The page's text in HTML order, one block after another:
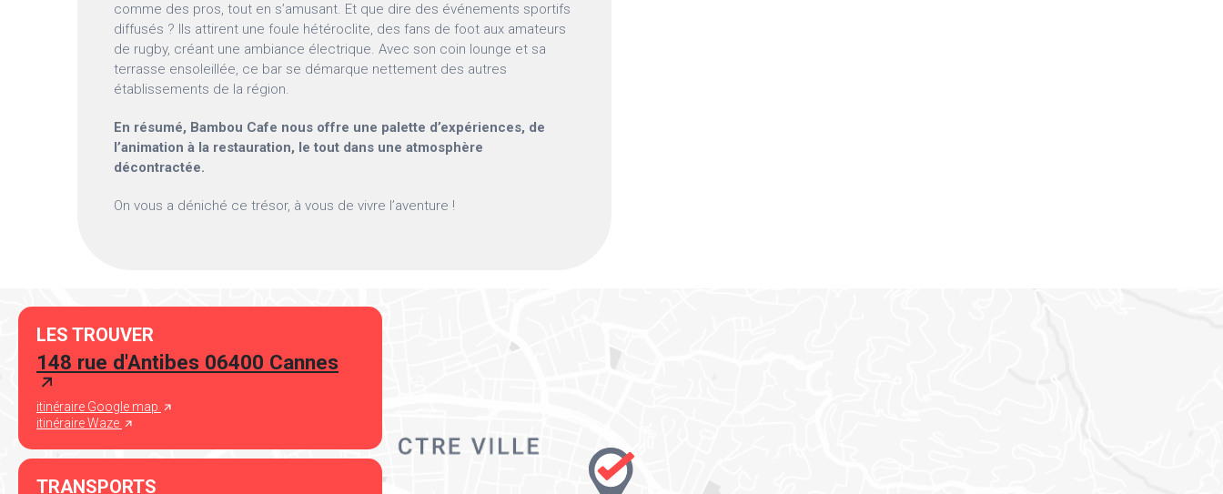
comme des pros, tout en s’amusant. Et que dire des événements sportifs
diffusés ? Ils attirent une foule hétéroclite, des fans de foot aux amateurs
de rugby, créant une ambiance électrique. Avec son coin lounge et sa
terrasse ensoleillée, ce bar se démarque nettement des autres
établissements de la région.
En résumé, Bambou Cafe nous offre une palette d’expériences, de
l’animation à la restauration, le tout dans une atmosphère
décontractée.
On vous a déniché ce trésor, à vous de vivre l’aventure !
LES TROUVER
148 rue d'Antibes 06400 Cannes
itinéraire Google map
itinéraire Waze
TRANSPORTS